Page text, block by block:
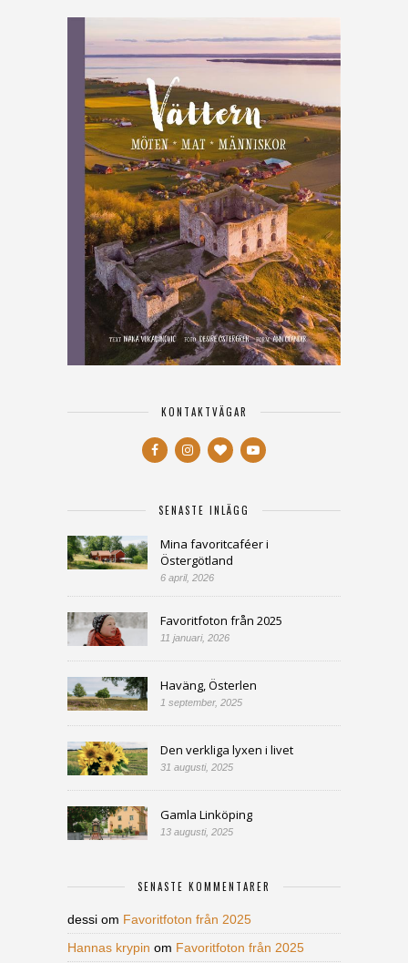
KONTAKTVÄGAR
SENASTE INLÄGG
Mina favoritcaféer i
Östergötland
6 april, 2026
Favoritfoton från 2025
11 januari, 2026
Haväng, Österlen
1 september, 2025
Den verkliga lyxen i livet
31 augusti, 2025
Gamla Linköping
13 augusti, 2025
SENASTE KOMMENTARER
dessi om Favoritfoton från 2025
Hannas krypin om Favoritfoton från 2025